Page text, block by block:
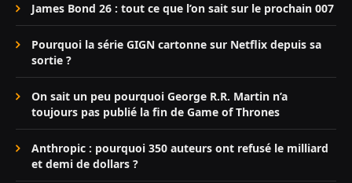
James Bond 26 : tout ce que l’on sait sur le prochain 007
Pourquoi la série GIGN cartonne sur Netflix depuis sa
sortie ?
On sait un peu pourquoi George R.R. Martin n’a
toujours pas publié la fin de Game of Thrones
Anthropic : pourquoi 350 auteurs ont refusé le milliard
et demi de dollars ?